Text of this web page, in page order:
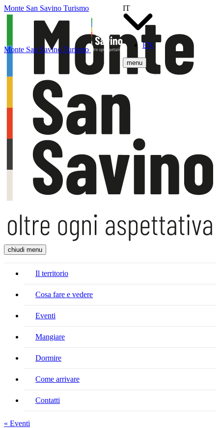
Monte San Savino Turismo
IT
EN
menu
Monte San Savino Turismo
chiudi menu
Il territorio
Cosa fare e vedere
Eventi
Mangiare
Dormire
Come arrivare
Contatti
« Eventi